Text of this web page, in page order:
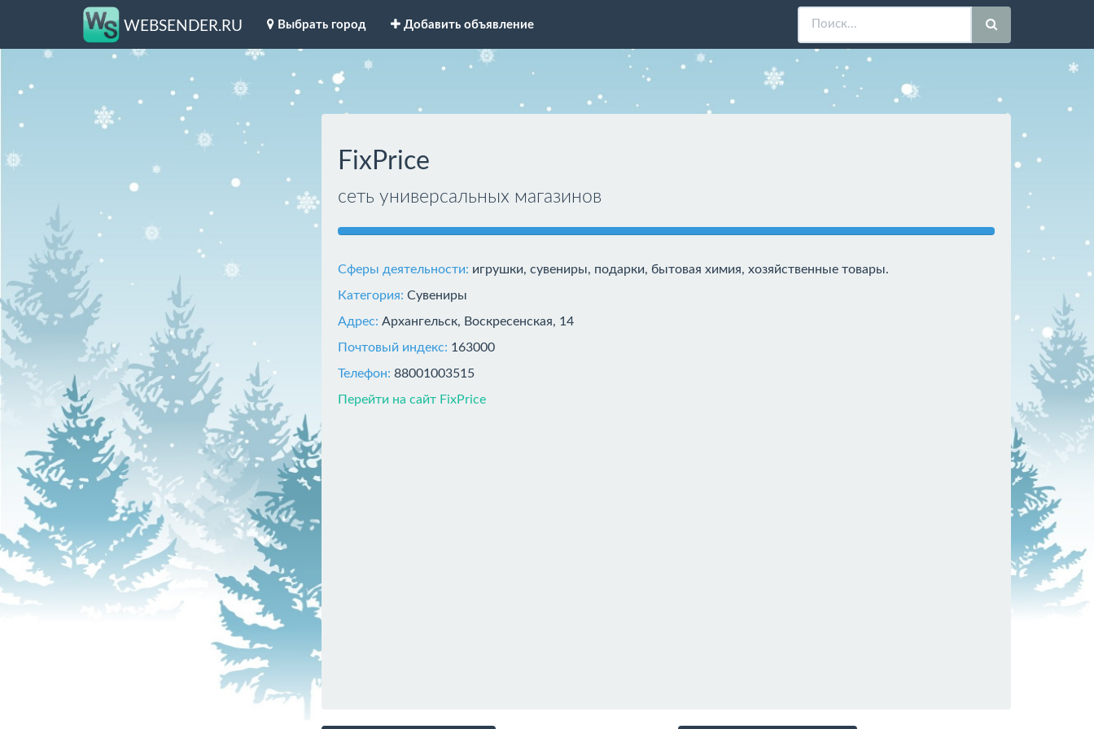
WEBSENDER.RU Выбрать город Добавить объявление
FixPrice
сеть универсальных магазинов
Сферы деятельности: игрушки, сувениры, подарки, бытовая химия, хозяйственные товары.
Категория: Сувениры
Адрес: Архангельск, Воскресенская, 14
Почтовый индекс: 163000
Телефон: 88001003515
Перейти на сайт FixPrice